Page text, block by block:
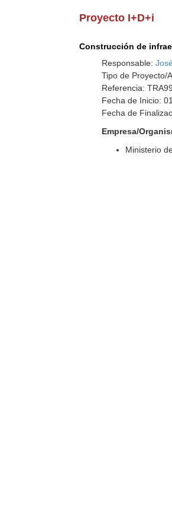
Proyecto I+D+i
Construcción de
Responsable:
Tipo de Proyecto/
Referencia:
Fecha de Inicio:
Fecha de
Empresa/
Ministerio